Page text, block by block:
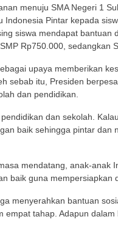
menuju SMA Negeri 1
Pintar kepada
siswa mendapat
Rp750.000, sedangkan
upaya memberikan
sebab itu, Presiden
dan pendidikan.
dan sekolah.
baik sehingga pintar dan
mendatang, anak-anak
baik guna mempersiapkan
menyerahkan bantuan
empat tahap. Adapun